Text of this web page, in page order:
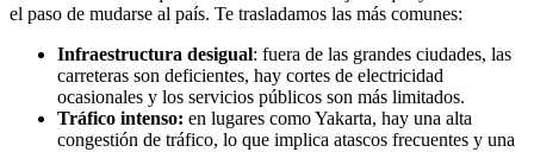
el paso de mudarse al país. Te trasladamos las más comunes:
Infraestructura desigual: fuera de las grandes ciudades, las
carreteras son deficientes, hay cortes de electricidad
ocasionales y los servicios públicos son más limitados.
Tráfico intenso: en lugares como Yakarta, hay una alta
congestión de tráfico, lo que implica atascos frecuentes y una